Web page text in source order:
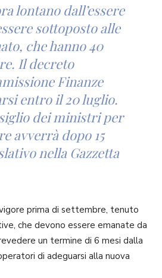
lontano dall’essere
sottoposto alle
che hanno 40
Il decreto
Finanze
entro il 20 luglio.
dei ministri per
avverrà dopo 15
nella Gazzetta
prima di settembre, tenuto
che devono essere emanate da
un termine di 6 mesi dalla
di adeguarsi alla nuova